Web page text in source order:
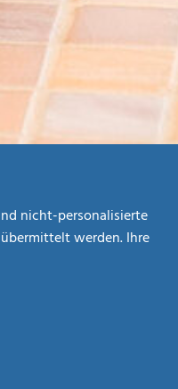
nicht-personalisierte
werden. Ihre